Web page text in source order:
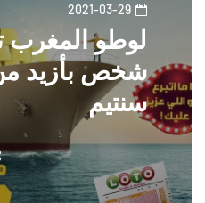
2021-03-29
لوطو المغرب
سنتيم